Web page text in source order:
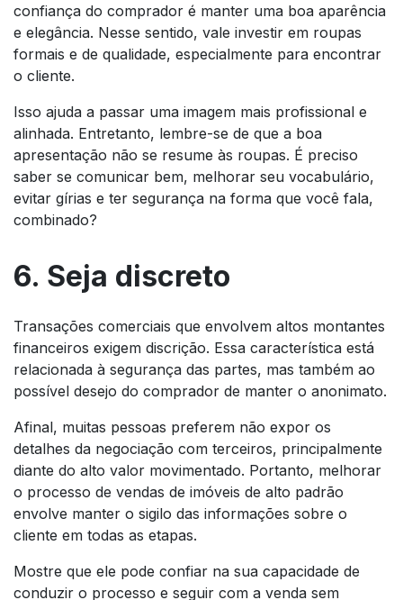
confiança do comprador é manter uma boa aparência
e elegância. Nesse sentido, vale investir em roupas
formais e de qualidade, especialmente para encontrar
o cliente.
Isso ajuda a passar uma imagem mais profissional e
alinhada. Entretanto, lembre-se de que a boa
apresentação não se resume às roupas. É preciso
saber se comunicar bem, melhorar seu vocabulário,
evitar gírias e ter segurança na forma que você fala,
combinado?
6. Seja discreto
Transações comerciais que envolvem altos montantes
financeiros exigem discrição. Essa característica está
relacionada à segurança das partes, mas também ao
possível desejo do comprador de manter o anonimato.
Afinal, muitas pessoas preferem não expor os
detalhes da negociação com terceiros, principalmente
diante do alto valor movimentado. Portanto, melhorar
o processo de vendas de imóveis de alto padrão
envolve manter o sigilo das informações sobre o
cliente em todas as etapas.
Mostre que ele pode confiar na sua capacidade de
conduzir o processo e seguir com a venda sem